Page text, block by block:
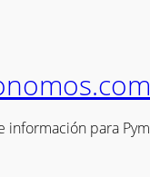
información para